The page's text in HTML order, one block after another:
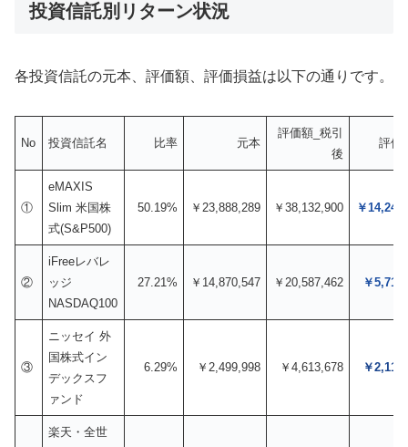
投資信託別リターン状況
各投資信託の元本、評価額、評価損益は以下の通りです。
No 投資信託名 比率 元本
評価額_税引
後
評価
①
eMAXIS
Slim 米国株
式(S&P500)
50.19% ￥23,888,289 ￥38,132,900 ￥
②
iFreeレバレ
ッジ
NASDAQ100
27.21% ￥14,870,547 ￥20,587,462 ￥
③
ニッセイ 外
国株式イン
デックスフ
ァンド
6.29% ￥2,499,998 ￥4,613,678 ￥
楽天・全世